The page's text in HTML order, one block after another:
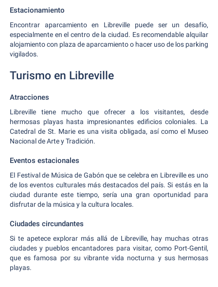
Estacionamiento
Encontrar aparcamiento en Libreville puede ser un desafío,
especialmente en el centro de la ciudad. Es recomendable alquilar
alojamiento con plaza de aparcamiento o hacer uso de los parking
vigilados.
Turismo en Libreville
Atracciones
Libreville tiene mucho que ofrecer a los visitantes, desde
hermosas playas hasta impresionantes edificios coloniales. La
Catedral de St. Marie es una visita obligada, así como el Museo
Nacional de Arte y Tradición.
Eventos estacionales
El Festival de Música de Gabón que se celebra en Libreville es uno
de los eventos culturales más destacados del país. Si estás en la
ciudad durante este tiempo, sería una gran oportunidad para
disfrutar de la música y la cultura locales.
Ciudades circundantes
Si te apetece explorar más allá de Libreville, hay muchas otras
ciudades y pueblos encantadores para visitar, como Port-Gentil,
que es famosa por su vibrante vida nocturna y sus hermosas
playas.